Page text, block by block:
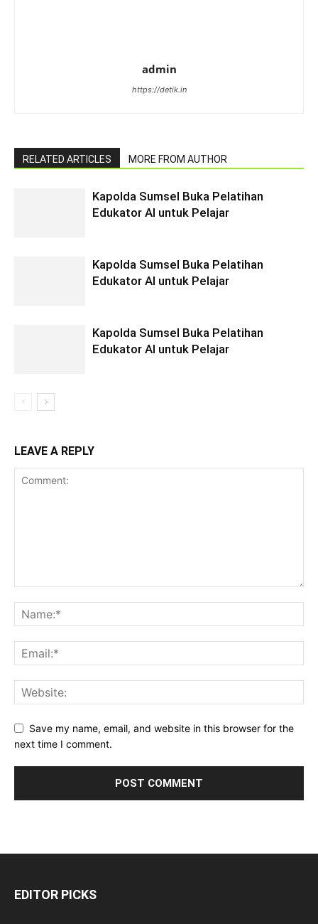
admin
https://detik.in
RELATED ARTICLES MORE FROM AUTHOR
Kapolda Sumsel Buka Pelatihan
Edukator AI untuk Pelajar
Kapolda Sumsel Buka Pelatihan
Edukator AI untuk Pelajar
Kapolda Sumsel Buka Pelatihan
Edukator AI untuk Pelajar
LEAVE A REPLY
Save my name, email, and website in this browser for the
next time I comment.
EDITOR PICKS